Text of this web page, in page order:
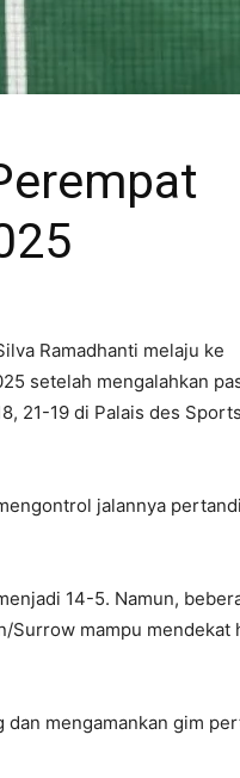
Ramadhanti melaju ke
setelah mengalahkan
21-19 di Palais des
jalannya
14-5. Namun,
Surrow mampu mendekat
mengamankan gim